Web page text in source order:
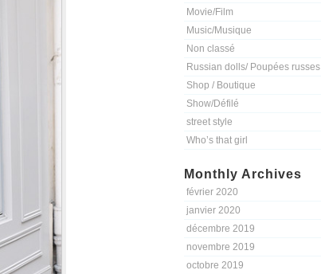
Movie/Film
Music/Musique
Non classé
Russian dolls/ Poupées russes
Shop / Boutique
Show/Défilé
street style
Who’s that girl
Monthly Archives
février 2020
janvier 2020
décembre 2019
novembre 2019
octobre 2019